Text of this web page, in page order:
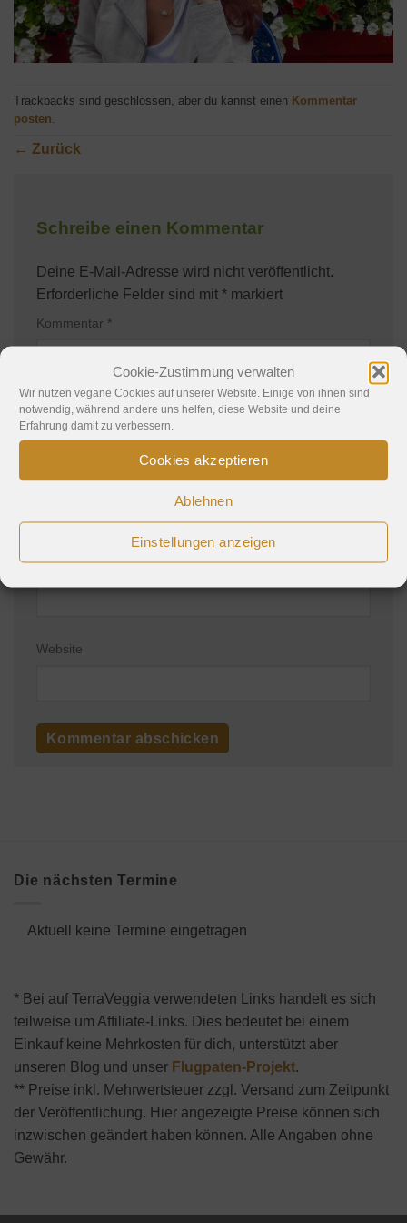
Cookie-Zustimmung verwalten
Wir nutzen vegane Cookies auf unserer Website. Einige von ihnen sind
notwendig, während andere uns helfen, diese Website und deine
Erfahrung damit zu verbessern.
Cookies akzeptieren
Ablehnen
Einstellungen anzeigen
Trackbacks sind geschlossen, aber du kannst einen Kommentar
posten
← Zurück
Schreibe einen Kommentar
Deine E-Mail-Adresse wird nicht veröffentlicht.
Erforderliche Felder sind mit * markiert
Kommentar *
Name*
E-Mail-Adresse*
Website
Die nächsten Termine
Aktuell keine Termine eingetragen
* Bei auf TerraVeggia verwendeten Links handelt es sich
teilweise um Affiliate-Links. Dies bedeutet bei einem
Einkauf keine Mehrkosten für dich, unterstützt aber
unseren Blog und unser Flugpaten-Projekt.
** Preise inkl. Mehrwertsteuer zzgl. Versand zum Zeitpunkt
der Veröffentlichung. Hier angezeigte Preise können sich
inzwischen geändert haben können. Alle Angaben ohne
Gewähr.